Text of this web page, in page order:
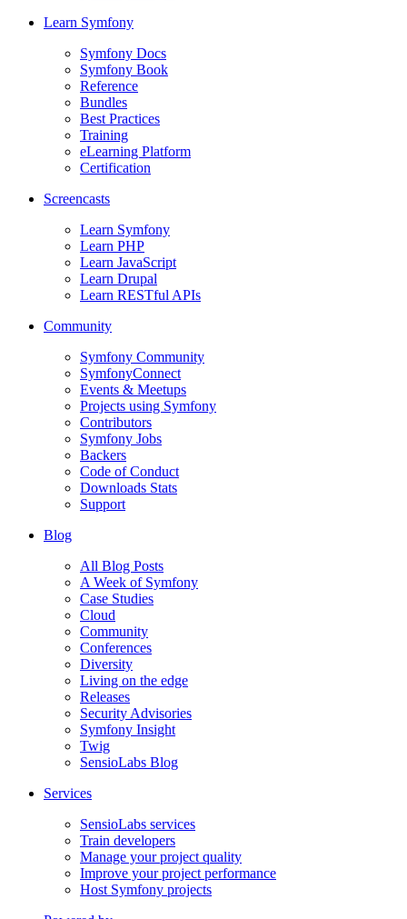
Learn Symfony
Symfony Docs
Symfony Book
Reference
Bundles
Best Practices
Training
eLearning Platform
Certification
Screencasts
Learn Symfony
Learn PHP
Learn JavaScript
Learn Drupal
Learn RESTful APIs
Community
Symfony Community
SymfonyConnect
Events & Meetups
Projects using Symfony
Contributors
Symfony Jobs
Backers
Code of Conduct
Downloads Stats
Support
Blog
All Blog Posts
A Week of Symfony
Case Studies
Cloud
Community
Conferences
Diversity
Living on the edge
Releases
Security Advisories
Symfony Insight
Twig
SensioLabs Blog
Services
SensioLabs services
Train developers
Manage your project quality
Improve your project performance
Host Symfony projects